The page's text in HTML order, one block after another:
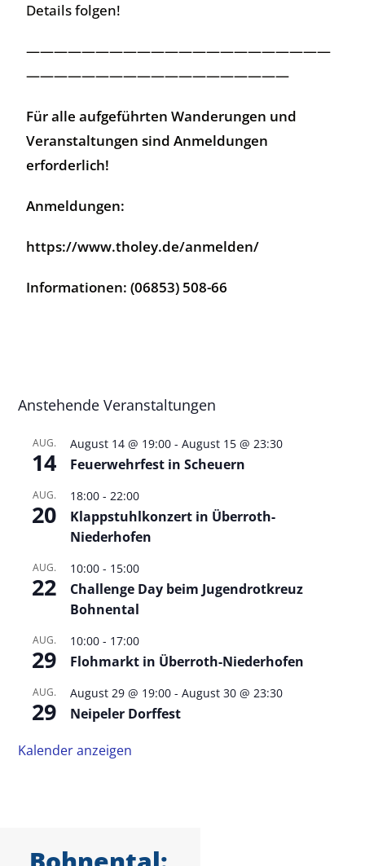
Details folgen!
——————————————————————
———————————————————
Für alle aufgeführten Wanderungen und
Veranstaltungen sind Anmeldungen
erforderlich!
Anmeldungen:
https://www.tholey.de/anmelden/
Informationen: (06853) 508-66
Anstehende Veranstaltungen
AUG.
14
August 14 @ 19:00 -August 15 @ 23:30
Feuerwehrfest in Scheuern
AUG.
20
18:00 -22:00
Klappstuhlkonzert in Überroth-
Niederhofen
AUG.
22
10:00 - 15:00
Challenge Day beim Jugendrotkreuz
Bohnental
AUG.
29
10:00 - 17:00
Flohmarkt in Überroth-Niederhofen
AUG.
29
August 29 @ 19:00 -August 30 @ 23:30
Neipeler Dorffest
Kalender anzeigen